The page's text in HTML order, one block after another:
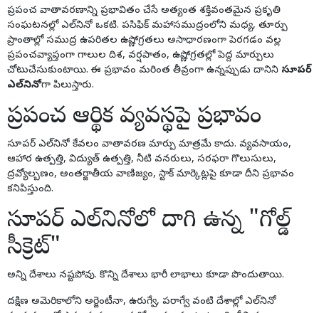
ప్రపంచ వాతావరణాన్ని ప్రభావితం చేసే అత్యంత శక్తివంతమైన ప్రకృతి
సంఘటనల్లో ఎల్‌నినో ఒకటి. పసిఫిక్ మహాసముద్రంలోని మధ్య, తూర్పు
ప్రాంతాల్లో సముద్ర ఉపరితల ఉష్ణోగ్రతలు అసాధారణంగా పెరగడం వల్ల
ప్రపంచవ్యాప్తంగా గాలుల దిశ, వర్షపాతం, ఉష్ణోగ్రతల్లో పెద్ద మార్పులు
చోటుచేసుకుంటాయి. ఈ ప్రభావం మరింత తీవ్రంగా ఉన్నప్పుడు దానిని సూపర్
ఎల్‌నినోగా పిలుస్తారు.
ప్రపంచ ఆర్థిక వ్యవస్థపై ప్రభావం
సూపర్ ఎల్‌నినో కేవలం వాతావరణ మార్పు మాత్రమే కాదు. వ్యవసాయం,
ఆహార ఉత్పత్తి, విద్యుత్ ఉత్పత్తి, నీటి వనరులు, సరఫరా గొలుసులు,
ద్రవ్యోల్బణం, అంతర్జాతీయ వాణిజ్యం, స్టాక్ మార్కెట్లపై కూడా దీని ప్రభావం
కనిపిస్తుంది.
సూపర్ ఎల్‌నినోలో దాగి ఉన్న "గోల్డ్
సీక్రెట్"
అన్ని దేశాలు నష్టపోవు. కొన్ని దేశాలు భారీ లాభాలు కూడా పొందుతాయి.
దక్షిణ అమెరికాలోని అర్జెంటీనా, ఉరుగ్వే, పరాగ్వే వంటి దేశాల్లో ఎల్‌నినో